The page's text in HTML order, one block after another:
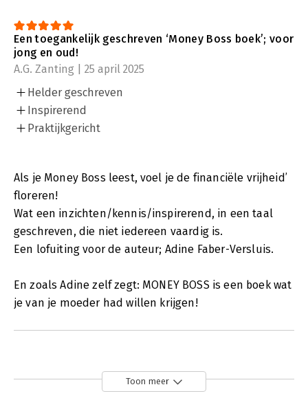
Een toegankelijk geschreven ‘Money Boss boek’; voor
jong en oud!
A.G. Zanting | 25 april 2025
Helder geschreven
Inspirerend
Praktijkgericht
Als je Money Boss leest, voel je de financiële vrijheid’
floreren!
Wat een inzichten/kennis/inspirerend, in een taal
geschreven, die niet iedereen vaardig is.
Een lofuiting voor de auteur; Adine Faber-Versluis.
En zoals Adine zelf zegt: MONEY BOSS is een boek wat
je van je moeder had willen krijgen!
Toon meer